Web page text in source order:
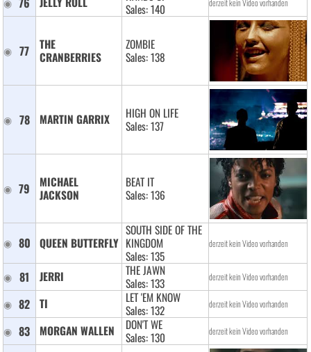
Sales: 140
77
THE
CRANBERRIES
ZOMBIE
Sales: 138
78 MARTIN GARRIX
HIGH ON LIFE
Sales: 137
79
MICHAEL
JACKSON
BEAT IT
Sales: 136
80 QUEEN BUTTERFLY
SOUTH SIDE OF THE
KINGDOM
Sales: 135
derzeit kein Video vorhanden
81 JERRI
THE JAWN
Sales: 133
derzeit kein Video vorhanden
82 TI
LET 'EM KNOW
Sales: 132
derzeit kein Video vorhanden
83 MORGAN WALLEN
DON'T WE
Sales: 130
derzeit kein Video vorhanden